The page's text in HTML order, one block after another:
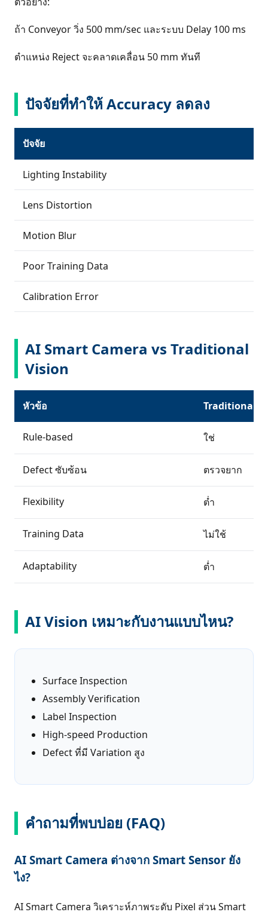
ถ้า Conveyor วิ่ง 500 mm/sec และระบบ Delay 100 ms
ตำแหน่ง Reject จะคลาดเคลื่อน 50 mm ทันที
ปัจจัยที่ทำให้ Accuracy ลดลง
ปัจจัย
Lighting Instability
Lens Distortion
Motion Blur
Poor Training Data
Calibration Error
AI Smart Camera vs Traditional
Vision
หัวข้อ Traditional
Rule-based ใช่
Defect ซับซ้อน ตรวจยาก
Flexibility ต่ำ
Training Data ไม่ใช้
Adaptability ต่ำ
AI Vision เหมาะกับงานแบบไหน?
Surface Inspection
Assembly Verification
Label Inspection
High-speed Production
Defect ที่มี Variation สูง
คำถามที่พบบ่อย (FAQ)
AI Smart Camera ต่างจาก Smart Sensor ยัง
ไง?
AI Smart Camera วิเคราะห์ภาพระดับ Pixel ส่วน Smart